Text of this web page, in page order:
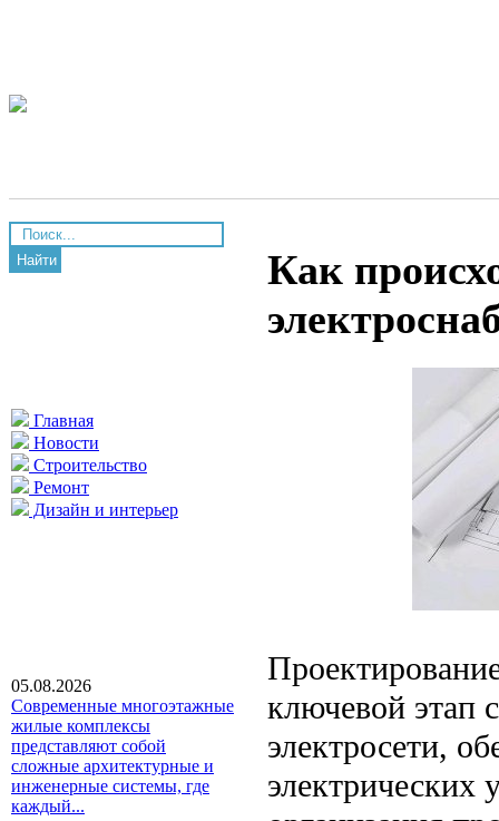
Найти
Главная
Новости
Строительство
Ремонт
Дизайн и интерьер
05.08.2026
Современные многоэтажные
жилые комплексы
представляют собой
сложные архитектурные и
инженерные системы, где
каждый...
Как
ключевой этап
электросети,
электрических